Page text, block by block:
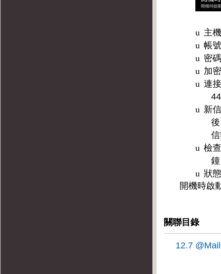
u 主
u 帳
u 密
u 加
u 連
u 新
u 檢
u 狀
開機時啟
關聯目錄
12.7